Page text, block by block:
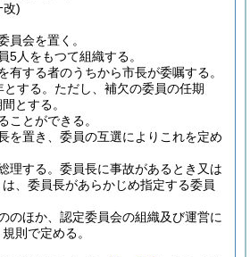
改)
員会を置く。
5人をもつて組織する。
有する者のうちから市長が委嘱する。
する。 ただし、補欠の委員の任期
とする。
ことができる。
を置き、委員の互選によりこれを定め
理する。 委員長に事故があるとき又は
、委員長があらかじめ指定する委員
のほか、認定委員会の組織及び運営に
則で定める。